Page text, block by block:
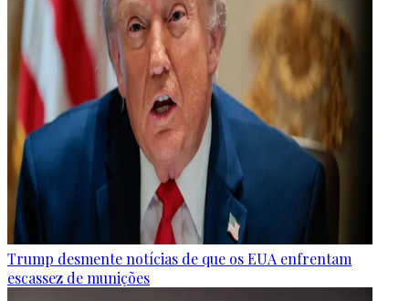
Trump desmente notícias de que os EUA enfrentam
escassez de munições